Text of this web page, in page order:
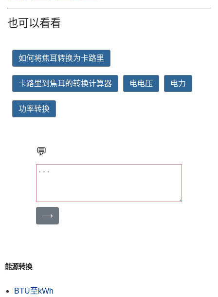
也可以看看
如何将焦耳转换为卡路里
卡路里到焦耳的转换计算器 电电压 电力
功率转换
💬
⟶
能源转换
BTU至kWh